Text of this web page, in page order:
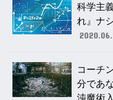
科学主
れ』ナ
コーチ
分であ
沌魔術